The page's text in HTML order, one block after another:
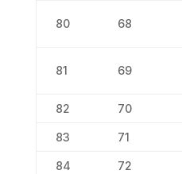
80 68
81 69
82 70
83 71
84 72